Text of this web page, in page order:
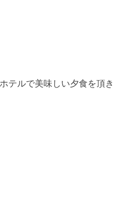
テルで美味しい夕食を頂